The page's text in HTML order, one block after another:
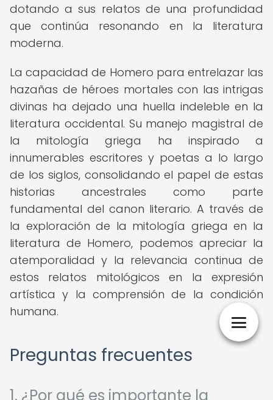
dotando a sus relatos de una profundidad
que continúa resonando en la literatura
moderna.
La capacidad de Homero para entrelazar las
hazañas de héroes mortales con las intrigas
divinas ha dejado una huella indeleble en la
literatura occidental. Su manejo magistral de
la mitología griega ha inspirado a
innumerables escritores y poetas a lo largo
de los siglos, consolidando el papel de estas
historias ancestrales como parte
fundamental del canon literario. A través de
la exploración de la mitología griega en la
literatura de Homero, podemos apreciar la
atemporalidad y la relevancia continua de
estos relatos mitológicos en la expresión
artística y la comprensión de la condición
humana.
Preguntas frecuentes
1. ¿Por qué es importante la